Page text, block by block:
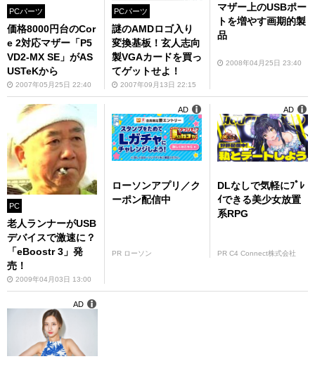
PCパーツ
価格8000円台のCor
e 2対応マザー「P5
VD2-MX SE」がAS
USTeKから
2007年05月25日 22:40
PCパーツ
謎のAMDロゴ入り
変換基板！玄人志向
製VGAカードを買っ
てゲットせよ！
2007年09月13日 22:15
マザー上のUSBポー
トを増やす画期的製
品
2008年04月25日 23:40
PC
老人ランナーがUSB
デバイスで激速に？
「eBoostr 3」発
売！
2009年04月03日 13:00
ローソンアプリ／ク
ーポン配信中
PR ローソン
AD
DLなしで気軽にﾌﾟﾚ
ｲできる美少女放置
系RPG
PR C4 Connect株式会社
AD
AD